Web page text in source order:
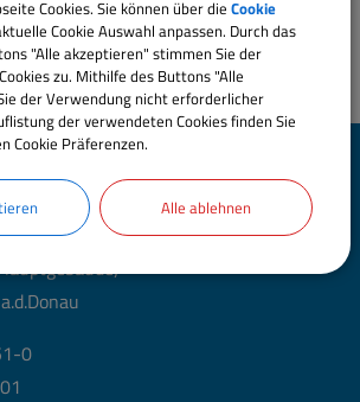
Dillingen
0
Cookies. Sie können über die Cookie
Cookie Auswahl anpassen. Durch das
"Alle akzeptieren" stimmen Sie der
zu. Mithilfe des Buttons "Alle
der Verwendung nicht erforderlicher
der verwendeten Cookies finden Sie
Cookie Präferenzen.
Alle ablehnen